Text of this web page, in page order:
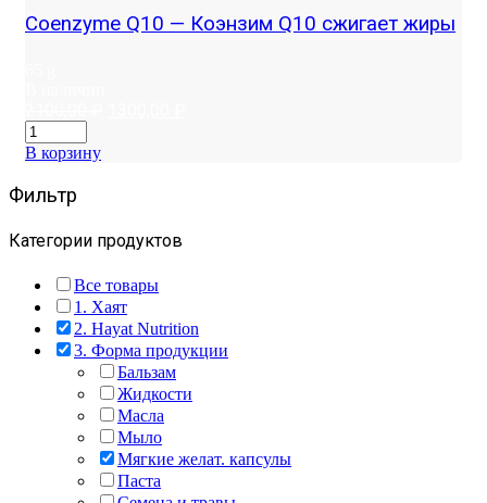
Coenzyme Q10 — Коэнзим Q10 сжигает жиры
В корзину
Фильтр
Категории продуктов
Все товары
1. Хаят
2. Hayat Nutrition
3. Форма продукции
Бальзам
Жидкости
Масла
Мыло
Мягкие желат. капсулы
Паста